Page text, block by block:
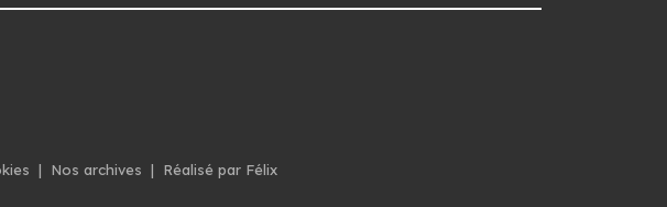
| Nos archives | Réalisé par Félix